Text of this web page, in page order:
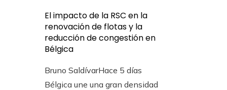
El impacto de la RSC en la
renovación de flotas y la
reducción de congestión en
Bélgica
Bruno SaldívarHace 5 días
Bélgica une una gran densidad